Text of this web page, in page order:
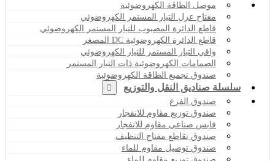
موصل الطاقة الكهروضوئية
مفتاح عزل التيار المستمر الكهروضوئي
قاطع الدائرة المصبوب للتيار المستمر الكهروضوئي
قاطع الدائرة الكهروضوئية DC المصغر
واقي التيار المستمر للتيار الكهروضوئي
الصمامات الكهروضوئية ذات التيار المستمر
صندوق تجميع الطاقة الكهروضوئية
سلسلة صناديق النقل والتوزيع
صندوق الفرع
صندوق توزيع مقاوم للانفجار
قابس صناعي مقاوم للانفجار
صندوق تقاطع مفتاح التنظيف
صندوق توصيل مقاوم للماء